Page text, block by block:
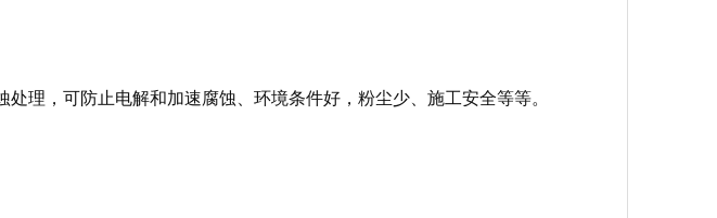
理，可防止电解和加速腐蚀、环境条件好，粉尘少、施工安全等等。